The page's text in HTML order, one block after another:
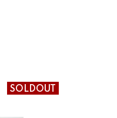
SOLDOUT